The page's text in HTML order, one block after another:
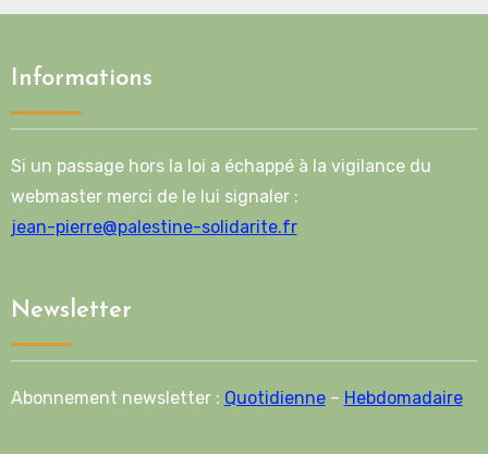
Informations
Si un passage hors la loi a échappé à la vigilance du
webmaster merci de le lui signaler :
jean-pierre@palestine-solidarite.fr
Newsletter
Abonnement newsletter : Quotidienne– Hebdomadaire